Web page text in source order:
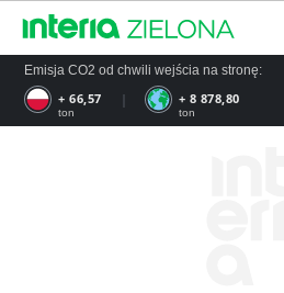
Emisja CO2 od chwili wejścia na stronę:
+ 66,57
ton
+ 8 878,80
ton